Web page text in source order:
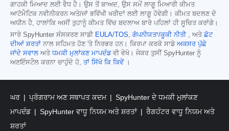
ਗਾਹਕੀ ਮਿਆਦ ਲਈ ਵੈਧ ਹੈ। ਉਸ ਤੋਂ ਬਾਅਦ, ਉਸ ਸਮੇਂ ਲਾਗੂ ਮਿਆਰੀ ਕੀਮਤ
ਆਟੋਮੈਟਿਕ ਨਵੀਨੀਕਰਨ ਅਤੇ/ਜਾਂ ਭਵਿੱਖੀ ਖਰੀਦਾਂ ਲਈ ਲਾਗੂ ਹੋਵੇਗੀ। ਕੀਮਤ ਬਦਲਣ ਦੇ
ਅਧੀਨ ਹੈ, ਹਾਲਾਂਕਿ ਅਸੀਂ ਤੁਹਾਨੂੰ ਕੀਮਤ ਵਿੱਚ ਬਦਲਾਅ ਬਾਰੇ ਪਹਿਲਾਂ ਹੀ ਸੂਚਿਤ ਕਰਾਂਗੇ।
ਸਾਰੇ SpyHunter ਸੰਸਕਰਣ ਸਾਡੀ EULA/TOS, ਗੋਪਨੀਯਤਾ/ਕੂਕੀ ਨੀਤੀ , ਅਤੇ ਛੋਟ
ਦੀਆਂ ਸ਼ਰਤਾਂ ਨਾਲ ਸਹਿਮਤ ਹੋਣ 'ਤੇ ਨਿਰਭਰ ਹਨ। ਕਿਰਪਾ ਕਰਕੇ ਸਾਡੇ ਅਕਸਰ ਪੁੱਛੇ
ਜਾਂਦੇ ਸਵਾਲ ਅਤੇ ਧਮਕੀ ਮੁਲਾਂਕਣ ਮਾਪਦੰਡਵੀ ਵੇਖੋ। ਜੇਕਰ ਤੁਸੀਂ SpyHunter ਨੂੰ
ਅਣਇੰਸਟੌਲ ਕਰਨਾ ਚਾਹੁੰਦੇ ਹੋ, ਤਾਂ ਸਿੱਖੋ ਕਿ ਕਿਵੇਂ।
ਘਰ ਪ੍ਰੋਗਰਾਮ ਅਣ ਸਥਾਪਤ ਕਦਮ
SpyHunter ਦੇ ਧਮਕੀ ਮੁਲਾਂਕਣ
ਮਾਪਦੰਡ
SpyHunter ਵਾਧੂ ਨਿਯਮ ਅਤੇ ਸ਼ਰਤਾਂ
ਰੈਗਹੰਟਰ ਵਾਧੂ ਨਿਯਮ ਅਤੇ
ਸ਼ਰਤਾਂ